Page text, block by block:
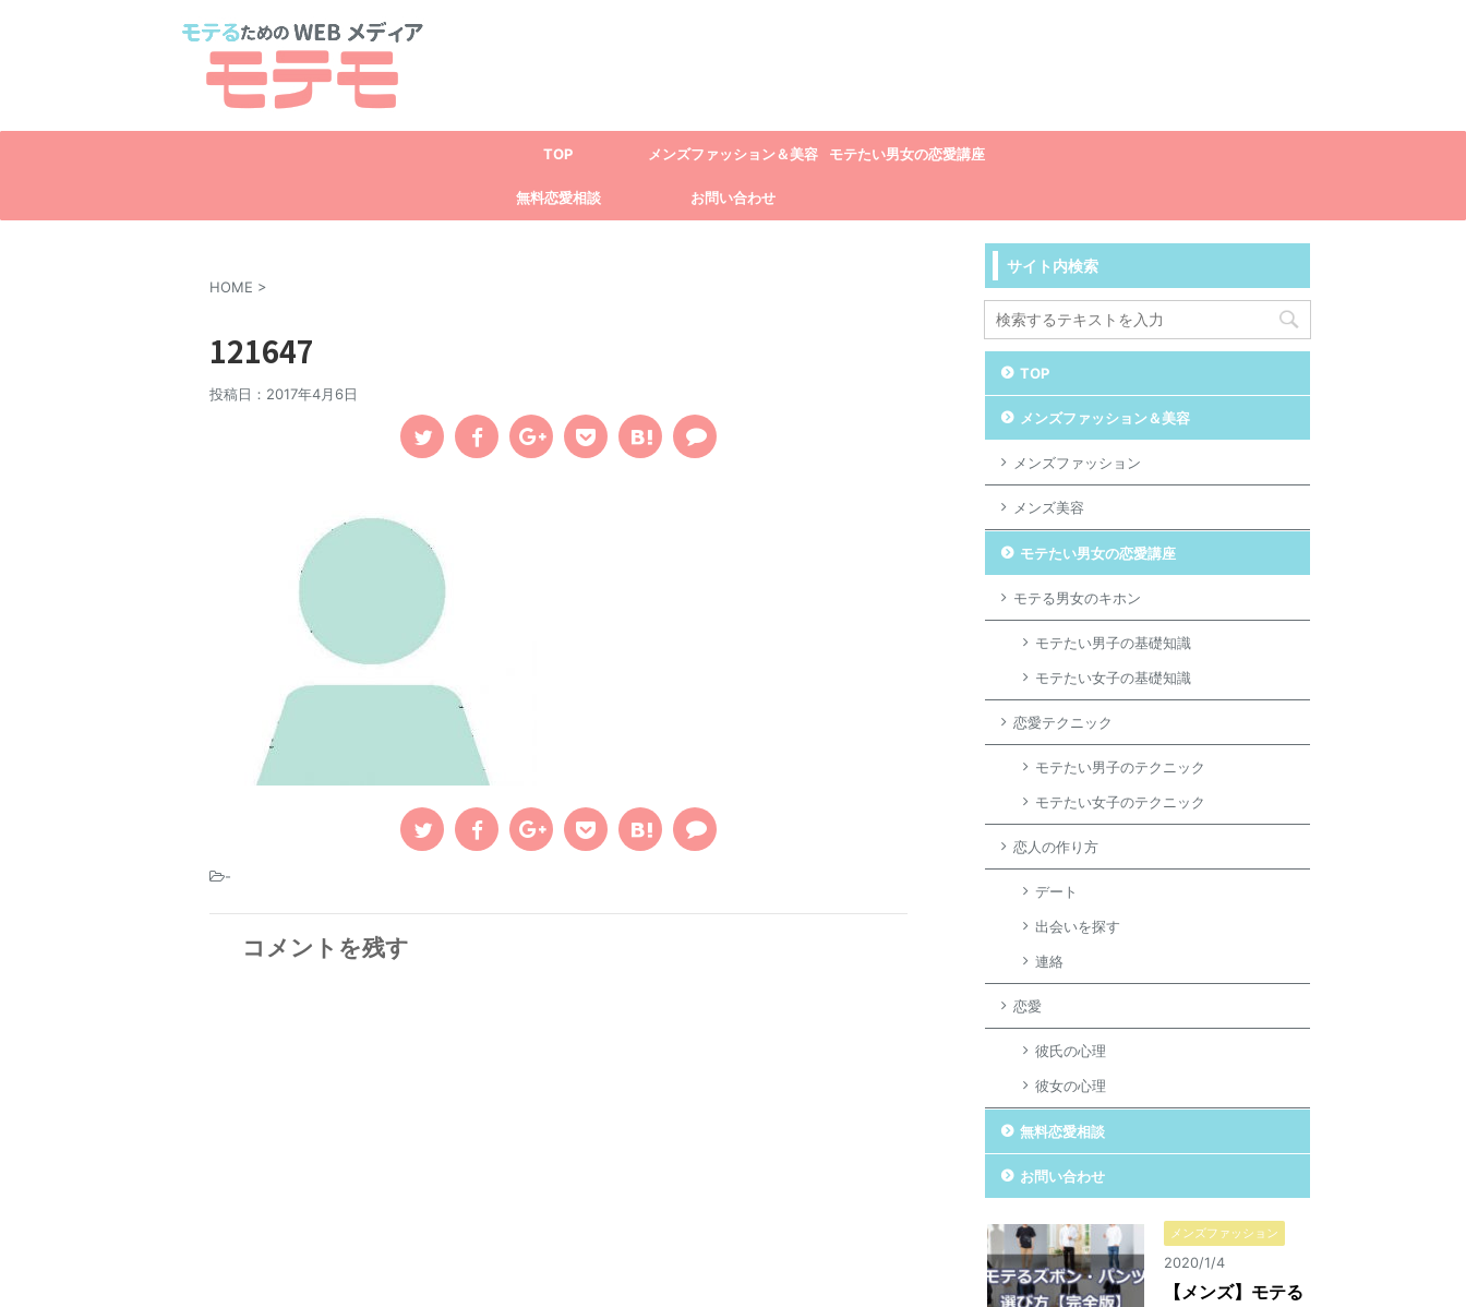
TOP メンズファッション＆美容 モテたい男女の恋愛講座
無料恋愛相談 お問い合わせ
HOME >
121647
投稿日： 2017年4月6日
-
コメントを残す
サイト内検索
TOP
メンズファッション＆美容
メンズファッション
メンズ美容
モテたい男女の恋愛講座
モテる男女のキホン
モテたい男子の基礎知識
モテたい女子の基礎知識
恋愛テクニック
モテたい男子のテクニック
モテたい女子のテクニック
恋人の作り方
デート
出会いを探す
連絡
恋愛
彼氏の心理
彼女の心理
無料恋愛相談
お問い合わせ
メンズファッション
2020/1/4
【メンズ】モテる